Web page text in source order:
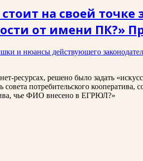
на своей
от имени ПК?»
и нюансы действующего
ресурсах, решено было задать
потребительского
чье ФИО внесено в ЕГРЮЛ?»